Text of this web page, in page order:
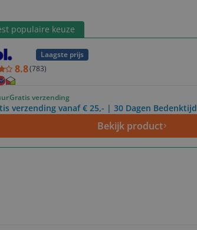
Er zijn geen artikelen gevonden.
populaire keuze
Laagste prijs
8.8(783)
Gratis verzending
verzending vanaf € 25,- | 30 Dagen Bedenktijd
Bekijk product